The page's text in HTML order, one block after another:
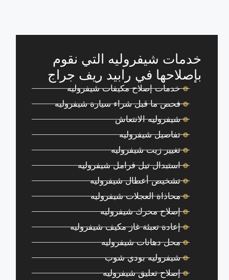
خدمات شيفروليه التي نقوم
بإصلاحها في رابيد ريف جراج
خدمات إصلاح مكيفات شيفروليه
فحص ما قبل شراء سيارة شيفروليه
شيفروليه الانتعاش
تفاصيل شيفروليه
تغيير زيت شيفروليه
استبدال تيل فرامل شيفروليه
تشخيص أعطال شيفروليه
محاذاة العجلات شيفروليه
إصلاح محرك شيفروليه
إعادة تعبئة غاز مكيف شيفروليه
محل دهانات شيفروليه
شيفروليه بودي شوب
إصلاح تعليق شيفروليه